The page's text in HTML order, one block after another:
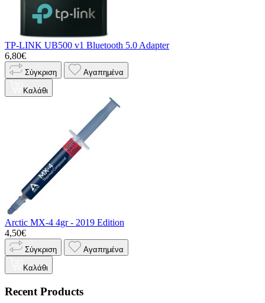
TP-LINK UB500 v1 Bluetooth 5.0 Adapter
6,80€
Σύγκριση Αγαπημένα
Καλάθι
Arctic MX-4 4gr - 2019 Edition
4,50€
Σύγκριση Αγαπημένα
Καλάθι
Recent Products